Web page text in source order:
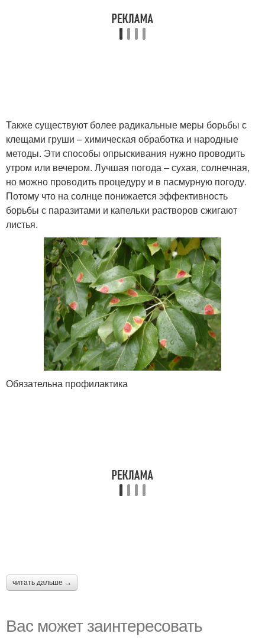
Также существуют более радикальные меры борьбы с
клещами груши – химическая обработка и народные
методы. Эти способы опрыскивания нужно проводить
утром или вечером. Лучшая погода – сухая, солнечная,
но можно проводить процедуру и в пасмурную погоду.
Потому что на солнце понижается эффективность
борьбы с паразитами и капельки растворов сжигают
листья.
Обязательна профилактика
читать дальше →
Вас может заинтересовать